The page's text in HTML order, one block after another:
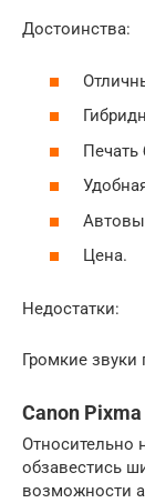
Достоинства:
Печать
Цена.
Недостатки:
Громкие звуки
Canon
Относительно
обзавестись
возможности